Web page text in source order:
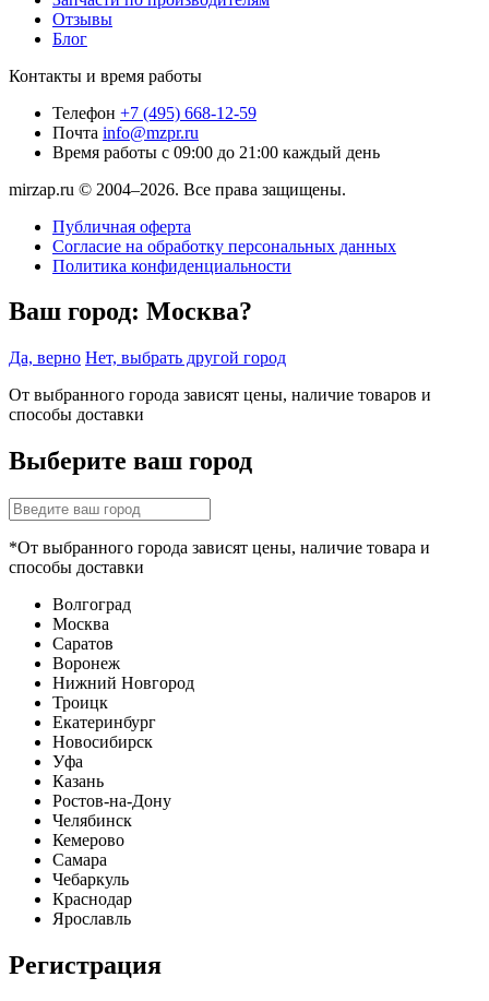
Отзывы
Блог
Контакты и время работы
Телефон +7 (495) 668-12-59
Почта info@mzpr.ru
Время работы с 09:00 до 21:00 каждый день
mirzap.ru © 2004–2026. Все права защищены.
Публичная оферта
Согласие на обработку персональных данных
Политика конфиденциальности
Ваш город: Москва?
Да, верно Нет, выбрать другой город
От выбранного города зависят цены, наличие товаров и
способы доставки
Выберите ваш город
*От выбранного города зависят цены, наличие товара и
способы доставки
Волгоград
Москва
Саратов
Воронеж
Нижний Новгород
Троицк
Екатеринбург
Новосибирск
Уфа
Казань
Ростов-на-Дону
Челябинск
Кемерово
Самара
Чебаркуль
Краснодар
Ярославль
Регистрация